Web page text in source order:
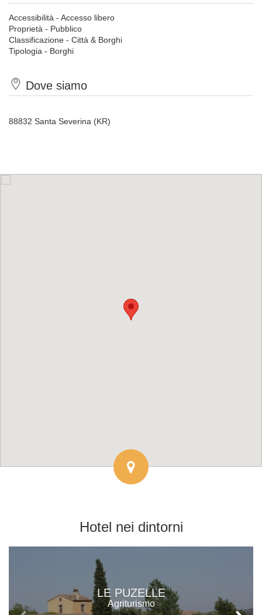
Accessibilità - Accesso libero
Proprietà - Pubblico
Classificazione - Città & Borghi
Tipologia - Borghi
Dove siamo
88832 Santa Severina (KR)
Hotel nei dintorni
LE PUZELLE
Agriturismo